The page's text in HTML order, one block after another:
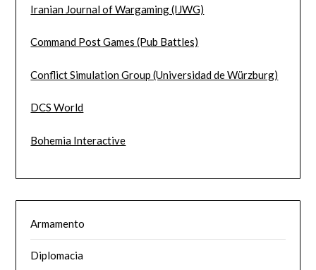
Iranian Journal of Wargaming (IJWG)
Command Post Games (Pub Battles)
Conflict Simulation Group (Universidad de Würzburg)
DCS World
Bohemia Interactive
Armamento
Diplomacia